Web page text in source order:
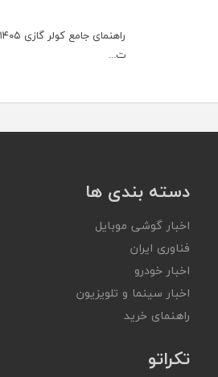
ت...
دسته بندی ها
اخبار گوشی موبایل
فناوری ایران
اخبار خودرو
اخبار سینما و تلویزیون
راهنمای خرید
تکراتو